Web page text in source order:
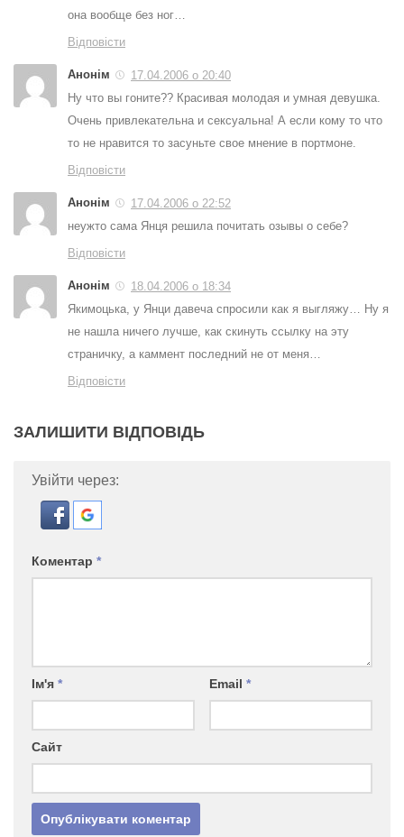
она вообще без ног…
Відповісти
Анонім
17.04.2006 о 20:40
Ну что вы гоните?? Красивая молодая и умная девушка.
Очень привлекательна и сексуальна! А если кому то что
то не нравится то засуньте свое мнение в портмоне.
Відповісти
Анонім
17.04.2006 о 22:52
неужто сама Янця решила почитать озывы о себе?
Відповісти
Анонім
18.04.2006 о 18:34
Якимоцька, у Янци давеча спросили как я выгляжу… Ну я
не нашла ничего лучше, как скинуть ссылку на эту
страничку, а каммент последний не от меня…
Відповісти
ЗАЛИШИТИ ВІДПОВІДЬ
Увійти через:
Коментар *
Ім'я * Email *
Сайт